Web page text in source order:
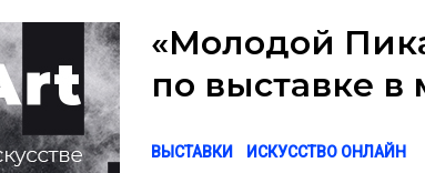
«Молодой
по выставке в
ВЫСТАВКИ ИСКУССТВО ОНЛАЙН